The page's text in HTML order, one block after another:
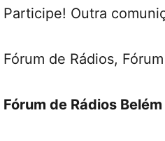
Participe! Outra
Fórum de Rádios,
Fórum de Rádios